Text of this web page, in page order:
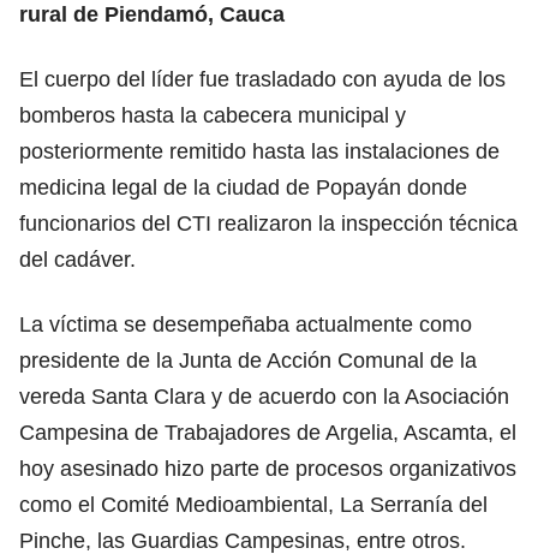
rural de Piendamó, Cauca
El cuerpo del líder fue trasladado con ayuda de los
bomberos hasta la cabecera municipal y
posteriormente remitido hasta las instalaciones de
medicina legal de la ciudad de Popayán donde
funcionarios del CTI realizaron la inspección técnica
del cadáver.
La víctima se desempeñaba actualmente como
presidente de la Junta de Acción Comunal de la
vereda Santa Clara y de acuerdo con la Asociación
Campesina de Trabajadores de Argelia, Ascamta, el
hoy asesinado hizo parte de procesos organizativos
como el Comité Medioambiental, La Serranía del
Pinche, las Guardias Campesinas, entre otros.